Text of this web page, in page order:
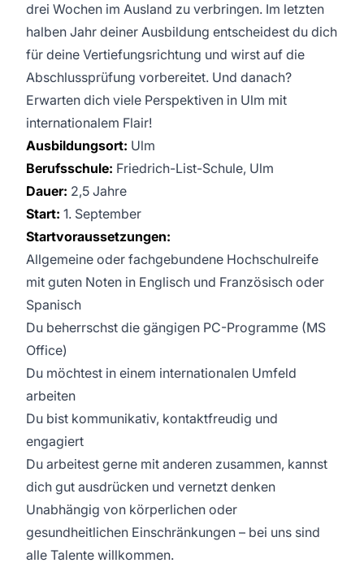
drei Wochen im Ausland zu verbringen. Im letzten
halben Jahr deiner Ausbildung entscheidest du dich
für deine Vertiefungsrichtung und wirst auf die
Abschlussprüfung vorbereitet. Und danach?
Erwarten dich viele Perspektiven in Ulm mit
internationalem Flair!
Ausbildungsort: Ulm
Berufsschule: Friedrich-List-Schule, Ulm
Dauer: 2,5 Jahre
Start: 1. September
Startvoraussetzungen:
Allgemeine oder fachgebundene Hochschulreife
mit guten Noten in Englisch und Französisch oder
Spanisch
Du beherrschst die gängigen PC-Programme (MS
Office)
Du möchtest in einem internationalen Umfeld
arbeiten
Du bist kommunikativ, kontaktfreudig und
engagiert
Du arbeitest gerne mit anderen zusammen, kannst
dich gut ausdrücken und vernetzt denken
Unabhängig von körperlichen oder
gesundheitlichen Einschränkungen – bei uns sind
alle Talente willkommen.